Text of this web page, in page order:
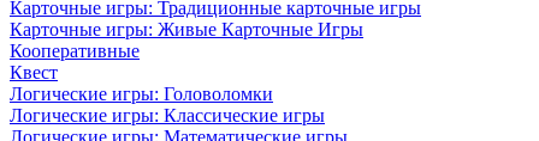
Карточные игры: Традиционные карточные игры
Карточные игры: Живые Карточные Игры
Кооперативные
Квест
Логические игры: Головоломки
Логические игры: Классические игры
Логические игры: Математические игры